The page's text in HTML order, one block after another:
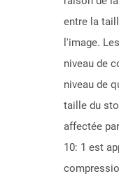
entre la
l'image.
niveau de
niveau de
taille du
affectée
10: 1 est